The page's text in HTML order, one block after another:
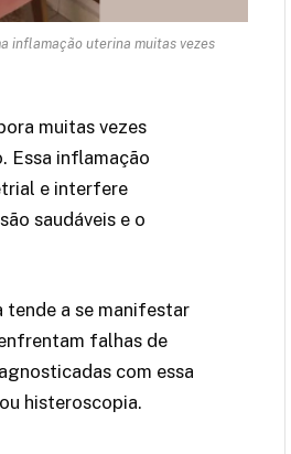
inflamação uterina muitas vezes
muitas vezes
Essa inflamação
e interfere
saudáveis e o
a se manifestar
falhas de
com essa
histeroscopia.